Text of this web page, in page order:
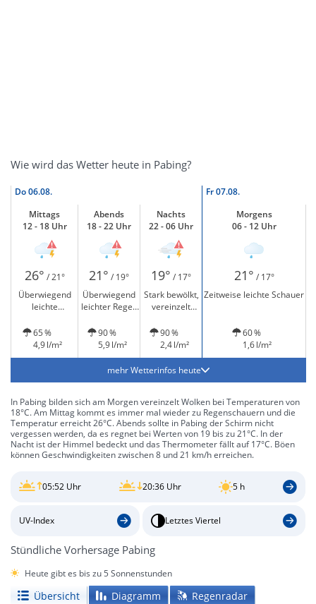
Wie wird das Wetter heute in Pabing?
Do06.08. Fr07.08.
Mittags
12 - 18 Uhr
Abends
18 - 22 Uhr
Nachts
22 - 06 Uhr
Morgens
06 - 12 Uhr
26° / 21° 21° / 19° 19° / 17° 21° / 17°
Überwiegend
leichte
und Gewitter
möglich
Überwiegend
leichter Regen
möglich
Stark bewölkt,
vereinzelt
und Gewitter
möglich
Zeitweise leichte Schauer
65 %
4,9 l/m²
90 %
5,9 l/m²
90 %
2,4 l/m²
60 %
1,6 l/m²
mehr Wetterinfos heute
In Pabing bilden sich am Morgen vereinzelt Wolken bei Temperaturen von
18°C. Am Mittag kommt es immer mal wieder zu Regenschauern und die
Temperatur erreicht 26°C. Abends sollte in Pabing der Schirm nicht
vergessen werden, da es regnet bei Werten von 19 bis zu 21°C. In der
Nacht ist der Himmel bedeckt und das Thermometer fällt auf 17°C. Böen
können Geschwindigkeiten zwischen 8 und 21 km/h erreichen.
05:52 Uhr 20:36 Uhr 5 h
UV-Index Letztes Viertel
Stündliche Vorhersage Pabing
Heute gibt es bis zu 5 Sonnenstunden
Übersicht Diagramm Regenradar